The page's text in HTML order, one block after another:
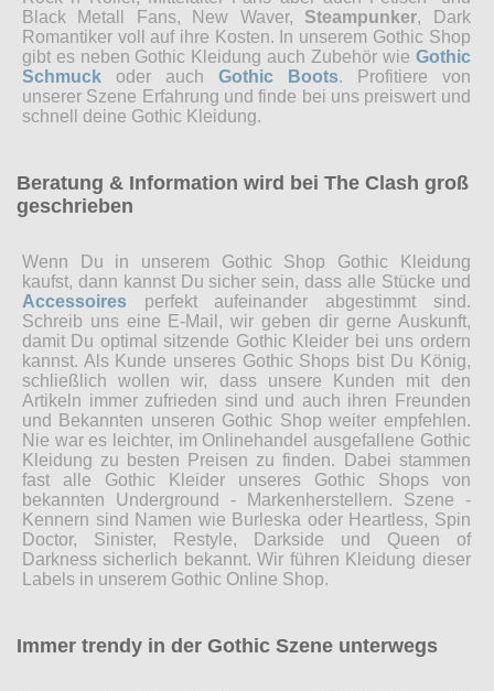
Black Metall Fans, New Waver, Steampunker, Dark
Romantiker voll auf ihre Kosten. In unserem Gothic Shop
gibt es neben Gothic Kleidung auch Zubehör wie Gothic
Schmuck oder auch Gothic Boots. Profitiere von
unserer Szene Erfahrung und finde bei uns preiswert und
schnell deine Gothic Kleidung.
Beratung & Information wird bei The Clash groß
geschrieben
Wenn Du in unserem Gothic Shop Gothic Kleidung
kaufst, dann kannst Du sicher sein, dass alle Stücke und
Accessoires perfekt aufeinander abgestimmt sind.
Schreib uns eine E-Mail, wir geben dir gerne Auskunft,
damit Du optimal sitzende Gothic Kleider bei uns ordern
kannst. Als Kunde unseres Gothic Shops bist Du König,
schließlich wollen wir, dass unsere Kunden mit den
Artikeln immer zufrieden sind und auch ihren Freunden
und Bekannten unseren Gothic Shop weiter empfehlen.
Nie war es leichter, im Onlinehandel ausgefallene Gothic
Kleidung zu besten Preisen zu finden. Dabei stammen
fast alle Gothic Kleider unseres Gothic Shops von
bekannten Underground - Markenherstellern. Szene -
Kennern sind Namen wie Burleska oder Heartless, Spin
Doctor, Sinister, Restyle, Darkside und Queen of
Darkness sicherlich bekannt. Wir führen Kleidung dieser
Labels in unserem Gothic Online Shop.
Immer trendy in der Gothic Szene unterwegs